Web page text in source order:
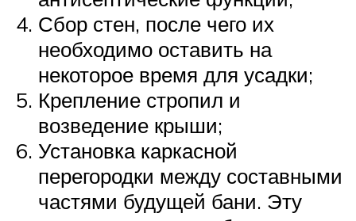
Сбор стен, после чего их
необходимо оставить на
некоторое время для усадки;
Крепление стропил и
возведение крыши;
Установка каркасной
перегородки между составными
частями будущей бани. Эту